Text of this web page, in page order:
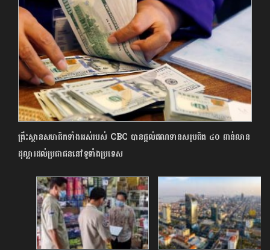
គ្រឹះស្ថានសមាជិកទាំងអស់របស់ CBC បានផ្តល់ឥណទានសរុបជិត ៤០ ពាន់លាន
ដុល្លារដល់ប្រជាជននៅទូទាំងប្រទេស